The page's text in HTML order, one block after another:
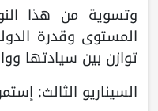
وتسوية من هذا
المستوى وقدرة
توازن بين سيادتها
السيناريو الثالث: